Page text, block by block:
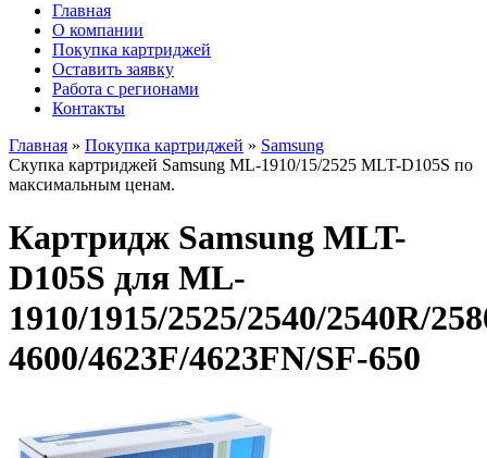
Главная
О компании
Покупка картриджей
Оставить заявку
Работа с регионами
Контакты
Главная » Покупка картриджей » Samsung
Скупка картриджей Samsung ML-1910/15/2525 MLT-D105S по
максимальным ценам.
Картридж Samsung MLT-
D105S для ML-
1910/1915/2525/2540/2540R/
4600/4623F/4623FN/SF-650